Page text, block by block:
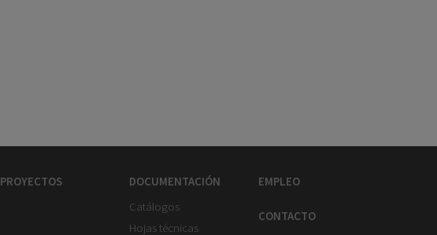
PROYECTOS
DOCUMENTACIÓN
Catálogos
Hojas técnicas
EMPLEO
CONTACTO